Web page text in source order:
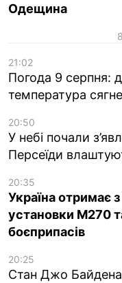
Одещина
21:02
Погода 9 серпня:
температура
20:50
У небі почали
Персеїди
20:35
Україна отримає
установки M270
боєприпасів
20:25
Стан Джо Байдена